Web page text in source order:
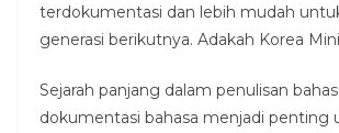
terdokumentasi dan lebih mudah
generasi berikutnya. Adakah Korea
Sejarah panjang dalam penulisan
dokumentasi bahasa menjadi penting